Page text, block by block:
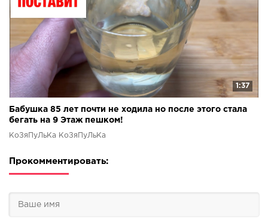
1:37
Бабушка 85 лет почти не ходила но после этого стала
бегать на 9 Этаж пешком!
КоЗяПуЛьКа КоЗяПуЛьКа
Прокомментировать: